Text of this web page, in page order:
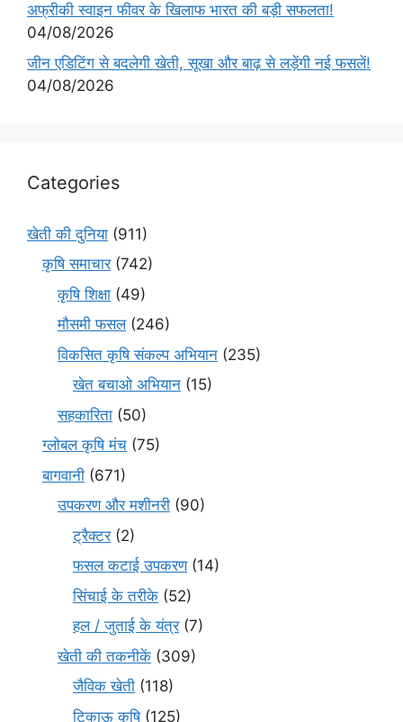
अफ्रीकी स्वाइन फीवर के खिलाफ भारत की बड़ी सफलता!
04/08/2026
जीन एडिटिंग से बदलेगी खेती, सूखा और बाढ़ से लड़ेंगी नई फसलें!
04/08/2026
Categories
खेती की दुनिया (911)
कृषि समाचार(742)
कृषि शिक्षा (49)
मौसमी फसल(246)
विकसित कृषि संकल्प अभियान (235)
खेत बचाओ अभियान (15)
सहकारिता (50)
ग्लोबल कृषि मंच (75)
बागवानी (671)
उपकरण और मशीनरी (90)
ट्रैक्टर(2)
फसल कटाई उपकरण(14)
सिंचाई के तरीके (52)
हल / जुताई के यंत्र(7)
खेती की तकनीकें (309)
जैविक खेती (118)
टिकाऊ कृषि(125)